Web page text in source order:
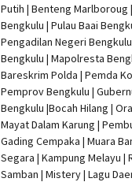
Putih | Benteng Marlboroug
Bengkulu | Pulau Baai
Pengadilan Negeri
Bengkulu |Mapolresta
Bareskrim Polda | Pemda
Pemprov Bengkulu |
Bengkulu |Bocah Hilang |
Mayat Dalam Karung |
Gading Cempaka | Muara
Segara | Kampung Melayu |
Samban | Mistery | Lagu